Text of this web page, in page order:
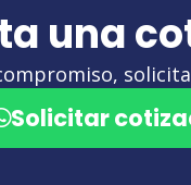
una
Solicitar